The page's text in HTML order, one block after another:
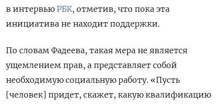
в интервью РБК, отметив, что пока эта
инициатива не находит поддержки.
По словам Фадеева, такая мера не является
ущемлением прав, а представляет собой
необходимую социальную работу. «Пусть
[человек] придет, скажет, какую квалификацию